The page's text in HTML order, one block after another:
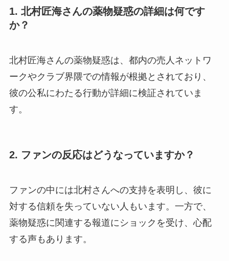
1. 北村匠海さんの薬物疑惑の詳細は何です
か？
北村匠海さんの薬物疑惑は、都内の売人ネットワ
ークやクラブ界隈での情報が根拠とされており、
彼の公私にわたる行動が詳細に検証されていま
す。
2. ファンの反応はどうなっていますか？
ファンの中には北村さんへの支持を表明し、彼に
対する信頼を失っていない人もいます。一方で、
薬物疑惑に関連する報道にショックを受け、心配
する声もあります。